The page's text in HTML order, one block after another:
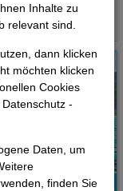
Inhalte zu
relevant sind.
dann klicken
möchten klicken
Cookies
-
Daten, um
finden Sie